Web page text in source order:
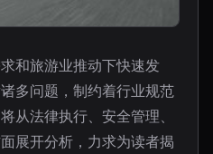
和旅游业推动下快速发
多问题，制约着行业规范
从法律执行、安全管理、
展开分析，力求为读者揭